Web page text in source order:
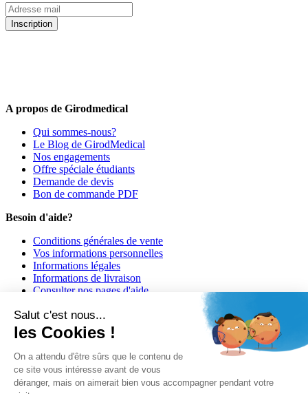
Inscription
A propos de Girodmedical
Qui sommes-nous?
Le Blog de GirodMedical
Nos engagements
Offre spéciale étudiants
Demande de devis
Bon de commande PDF
Besoin d'aide?
Conditions générales de vente
Vos informations personnelles
Informations légales
Informations de livraison
Consulter nos pages d'aide
Girodmedical est également présent dans 23 pays
© 2026 Girodmedical. Tous droits réservés.
Paiement 100 % sécurisé !
Salut c'est nous...
les Cookies !
On a attendu d'être sûrs que le contenu de
ce site vous intéresse avant de vous
déranger, mais on aimerait bien vous accompagner pendant votre